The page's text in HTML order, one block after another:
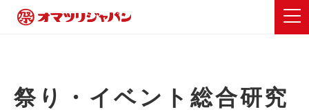
祭り・イベント総合研究